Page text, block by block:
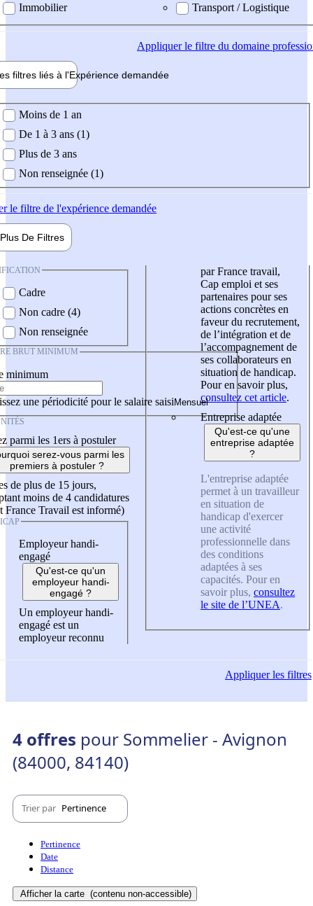
Immobilier
Transport / Logistique
Appliquerle filtre du domaine
filtres liés à l'Expérience demandée
demandée
Moins de 1 an
De 1 à 3 ans (1)
Plus de 3 ans
Non renseignée (1)
le filtre de l'expérience demandée
Plus De Filtres
Cadre
Non cadre (4)
Non renseignée
BRUT MINIMUM
minimum
une périodicité pour le salaire saisi
parmi les 1ers à postuler
serez-vous parmi les
premiers à postuler ?
de plus de 15 jours,
moins de 4 candidatures
France Travail est informé)
Employeur handi-
engagé
Qu'est-ce qu'un
employeur handi-
engagé ?
Un employeur handi-
engagé est un
employeur reconnu
par France travail,
Cap emploi et ses
partenaires pour ses
actions concrètes en
faveur du recrutement,
de l’intégration et de
l’accompagnement de
ses collaborateurs en
situation de handicap.
Pour en savoir plus,
consultez cet article.
Entreprise adaptée
Qu'est-ce qu'une
entreprise adaptée
?
L'entreprise adaptée
permet à un travailleur
en situation de
handicap d'exercer
une activité
professionnelle dans
des conditions
adaptées à ses
capacités. Pour en
savoir plus, consultez
le site de l’UNEA.
Appliquerles filtres
4 offres pour Sommelier - Avignon
(84000, 84140)
Trier par Pertinence
Pertinence
Date
Distance
Afficher la carte (contenu non-accessible)